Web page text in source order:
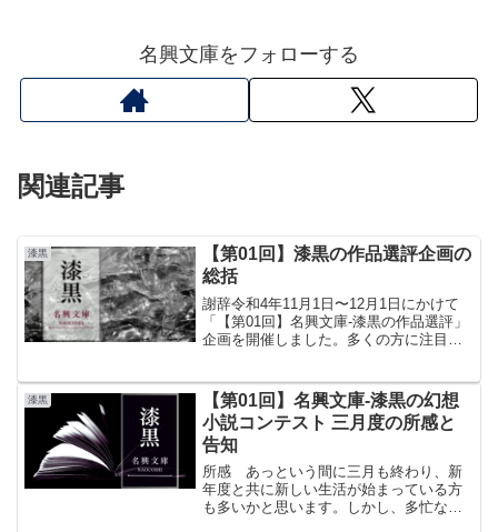
名興文庫をフォローする
関連記事
漆黒
【第01回】漆黒の作品選評企画の
総括
謝辞令和4年11月1日〜12月1日にかけて
「【第01回】名興文庫-漆黒の作品選評」
企画を開催しました。多くの方に注目し
力してくださった皆様、ありがとうござ
います！企画詳...
漆黒
【第01回】名興文庫-漆黒の幻想
小説コンテスト 三月度の所感と
告知
所感 あっという間に三月も終わり、新
年度と共に新しい生活が始まっている方
も多いかと思います。しかし、多忙な時